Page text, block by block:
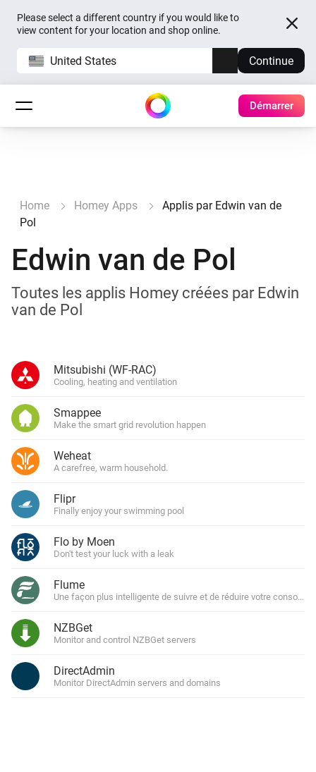
Please select a different country if you would like to
view content for your location and shop online.
United States Continue
Démarrer
Home Homey Apps
Applis par Edwin van de
Pol
Edwin van de Pol
Toutes les applis Homey créées par Edwin
van de Pol
Mitsubishi (WF-RAC)
Cooling, heating and ventilation
Smappee
Make the smart grid revolution happen
Weheat
A carefree, warm household.
Flipr
Finally enjoy your swimming pool
Flo by Moen
Don't test your luck with a leak
Flume
Une façon plus intelligente de suivre et de réduire votre
NZBGet
Monitor and control NZBGet servers
DirectAdmin
Monitor DirectAdmin servers and domains